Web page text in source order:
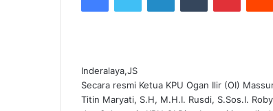
Inderalaya,JS
Secara resmi Ketua KPU Ogan Ilir (OI)
Titin Maryati, S.H, M.H.I. Rusdi, S.Sos.I.